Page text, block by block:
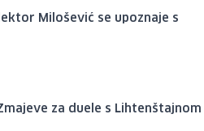
Milošević se upoznaje s
za duele s Lihtenštajnom i